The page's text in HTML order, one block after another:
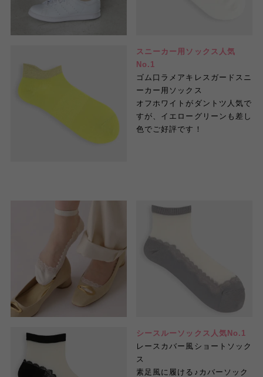
スニーカー用ソックス人気
No.1
ゴム口ラメアキレスガードスニ
ーカー用ソックス
オフホワイトがダントツ人気で
すが、イエローグリーンも差し
色でご好評です！
シースルーソックス人気No.1
レースカバー風ショートソック
ス
素足風に履ける♪カバーソック